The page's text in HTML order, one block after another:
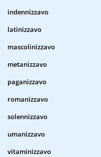
indennizzavo
latinizzavo
mascolinizzavo
metanizzavo
paganizzavo
romanizzavo
solennizzavo
umanizzavo
vitaminizzavo